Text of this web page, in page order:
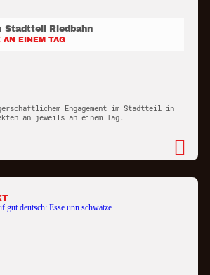
Stadtteil Riedbahn
AN EINEM TAG
Engagement im Stadtteil in
an jeweils an einem Tag.